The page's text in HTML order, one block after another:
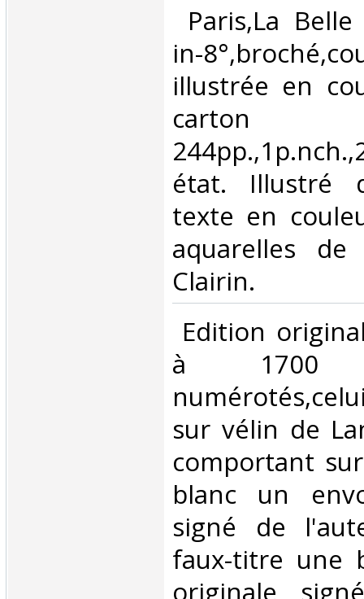
Paris,La
in-
illustrée en
état. Illustré
texte en
aquarelles de
Clairin.‎
Edition
à 1700
sur vélin de
comportant
blanc un
signé de
faux-titre une
originale